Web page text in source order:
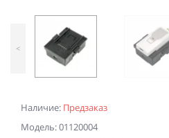
Наличие: Предзаказ
Модель: 01120004
<